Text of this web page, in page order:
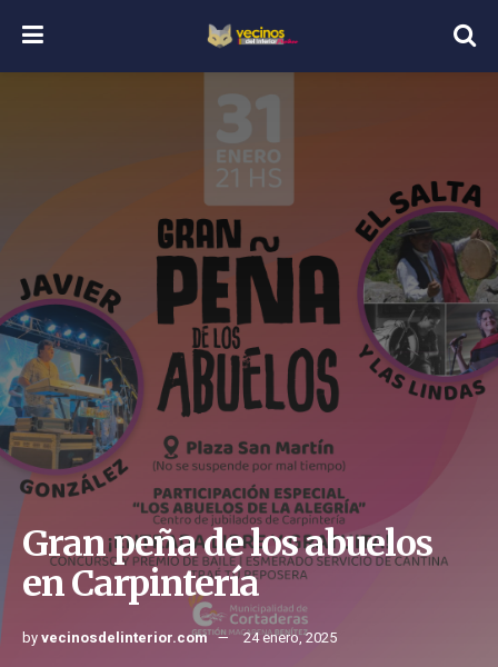
Gran peña de los abuelos
en Carpintería
byvecinosdelinterior.com 24 enero, 2025